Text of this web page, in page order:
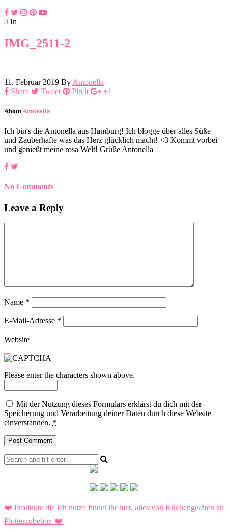
0 In
IMG_2511-2
11. Februar 2019 By Antonella
Share
Tweet Pin it +1
About Antonella
Ich bin's die Antonella aus Hamburg! Ich blogge über alles Süße
und Zauberhafte was das Herz glücklich macht! <3 Kommt vorbei
und genießt meine rosa Welt! Grüße Antonella
No Comments
Leave a Reply
Name *
E-Mail-Adresse *
Website
Please enter the characters shown above.
Mit der Nutzung dieses Formulars erklärst du dich mit der
Speicherung und Verarbeitung deiner Daten durch diese Website
einverstanden. *
❤️ Produkte die ich nutze findet ihr hier, alles von Küchengeräten zu
Plotterzubehör. ❤️